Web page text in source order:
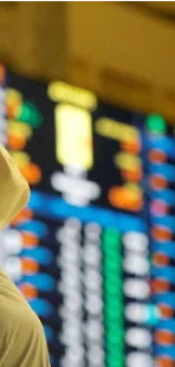
سنٹرل ایشیا
پاکستان
ٹرانزٹ
بڑھانے پر
Editor اپریل 29, 2026